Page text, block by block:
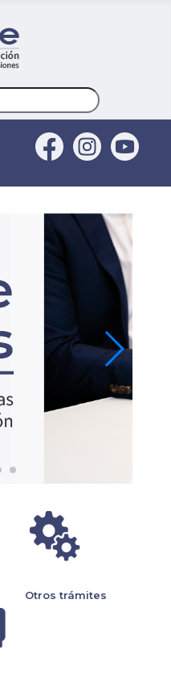
Otros trámites